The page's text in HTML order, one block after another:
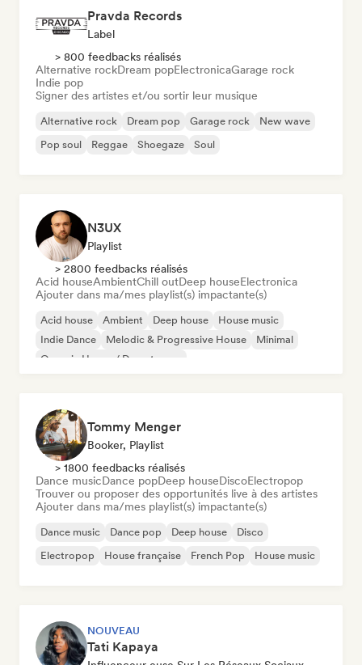
Pravda Records
Label
> 800 feedbacks réalisés
Alternative rockDream popElectronicaGarage rock
Indie pop
Signer des artistes et/ou sortir leur musique
Alternative rock Dream pop Garage rock
New wave
Pop soul
Reggae Shoegaze Soul
N3UX
Playlist
> 2800 feedbacks réalisés
Acid houseAmbientChill outDeep houseElectronica
Ajouter dans ma/mes playlist(s) impactante(s)
Acid house Ambient Deep house
House music
Indie Dance
Melodic & Progressive House
Minimal
Organic House / Downtempo
Tommy Menger
Booker, Playlist
> 1800 feedbacks réalisés
Dance musicDance popDeep houseDiscoElectropop
Trouver ou proposer des opportunités live à des artistes
Ajouter dans ma/mes playlist(s) impactante(s)
Dance music Dance pop Deep house
Disco
Electropop
House française French Pop House music
NOUVEAU
Tati Kapaya